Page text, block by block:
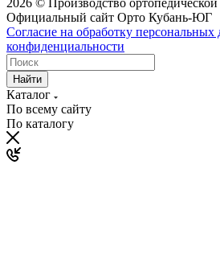
2026 © Производство ортопедической
Официальный сайт Орто Кубань-ЮГ
Согласие на обработку
конфиденциальности
Найти
Каталог
По всему сайту
По каталогу